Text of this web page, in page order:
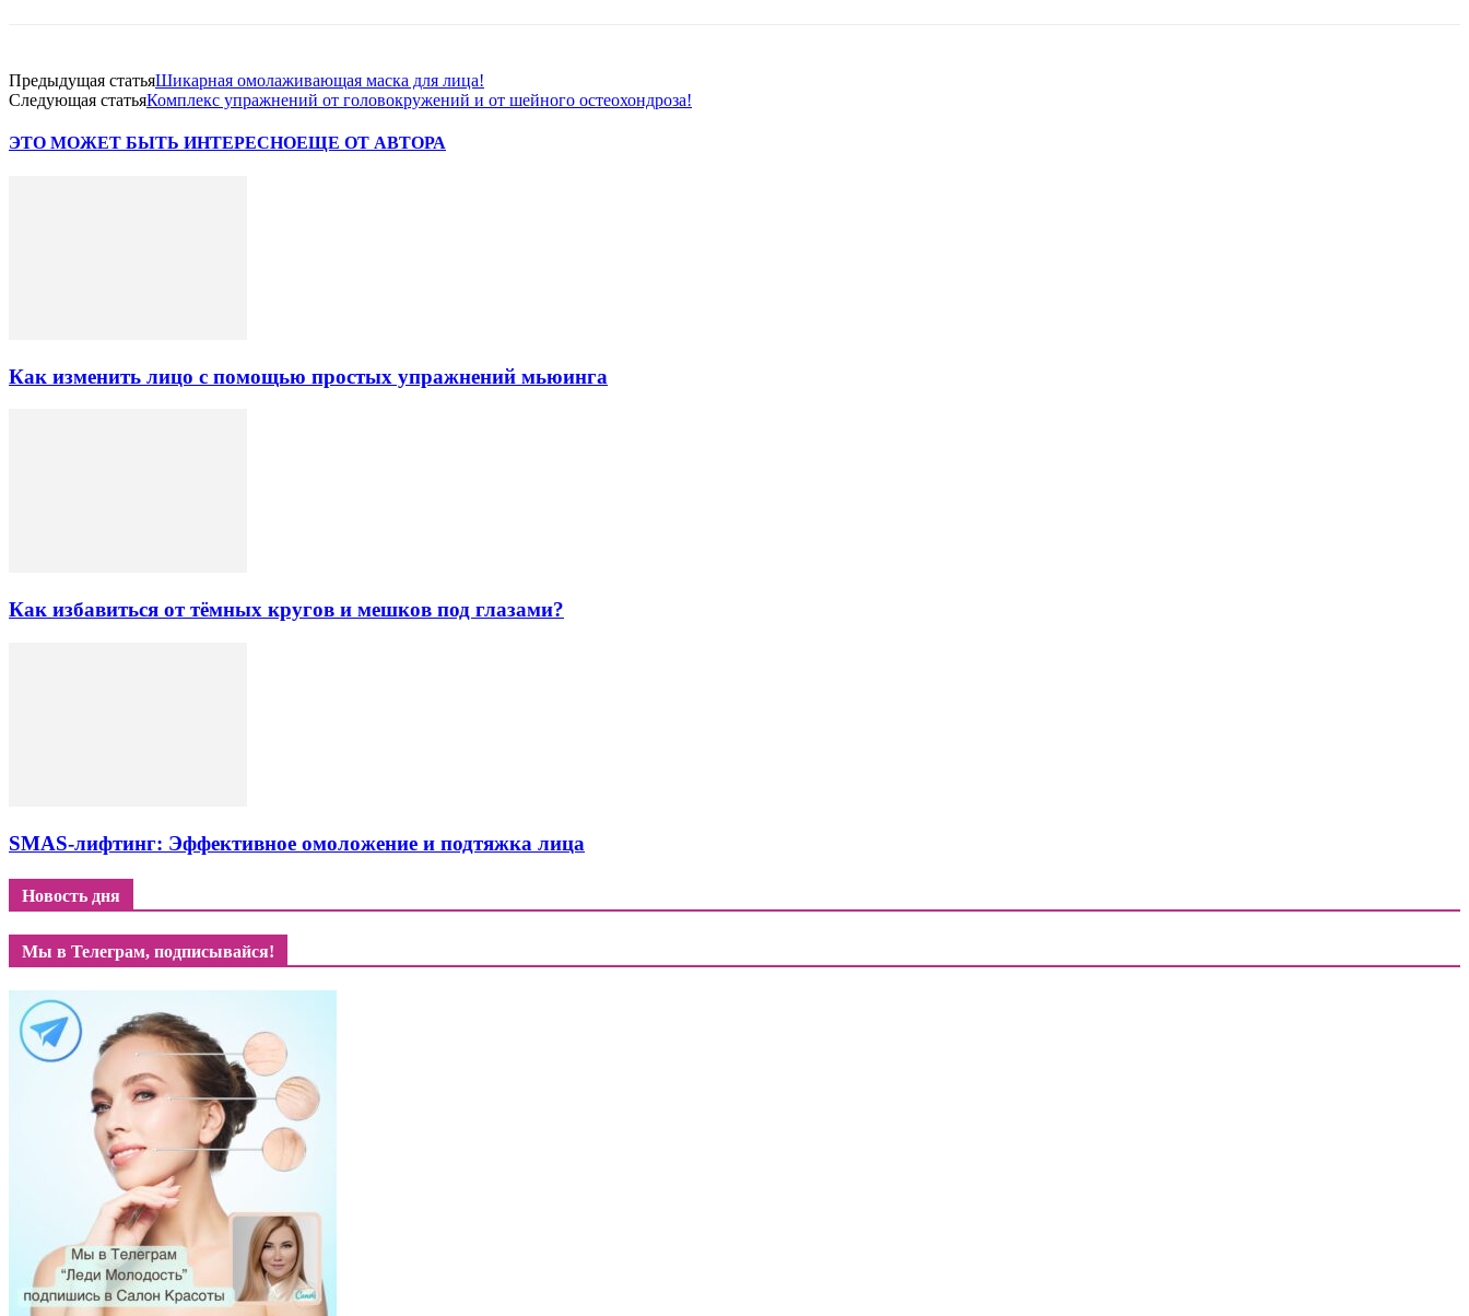
Предыдущая статьяШикарная омолаживающая маска для лица!
Следующая статьяКомплекс упражнений от головокружений и от шейного остеохондроза!
ЭТО МОЖЕТ БЫТЬ ИНТЕРЕСНОЕЩЕ ОТ АВТОРА
Как изменить лицо с помощью простых упражнений мьюинга
Как избавиться от тёмных кругов и мешков под глазами?
SMAS-лифтинг: Эффективное омоложение и подтяжка лица
Новость дня
Мы в Телеграм, подписывайся!